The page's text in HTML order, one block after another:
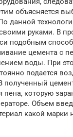
объясняется
данной
руками. В
подобным
цемента с
воды. При
подается
полученный
пена, которую
Объем
какой марки